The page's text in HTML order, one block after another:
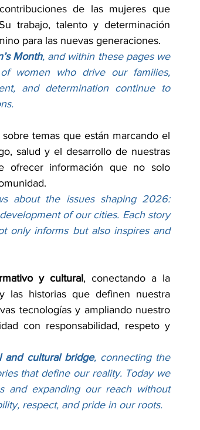
de las mujeres que
trabajo, talento y determinación
para las nuevas generaciones.
Month, and within these pages we
women who drive our families,
and determination continue to
temas que están marcando el
salud y el desarrollo de nuestras
ofrecer información que no solo
about the issues shaping 2026:
of our cities. Each story
only informs but also inspires and
y cultural, conectando a la
las historias que definen nuestra
tecnologías y ampliando nuestro
con responsabilidad, respeto y
and cultural bridge, connecting the
that define our reality. Today we
and expanding our reach without
respect, and pride in our roots.